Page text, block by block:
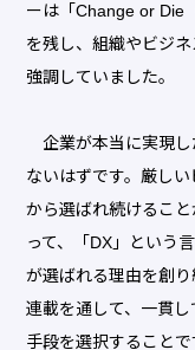
ーは「Change or Die
を残し、組織やビジ
強調していました。
企業が本当に実現し
ないはずです。厳し
から選ばれ続けるこ
って、「DX」という
が選ばれる理由を創
連載を通して、一貫
手段を選択すること